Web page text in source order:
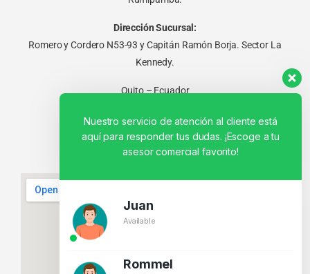
Dirección Sucursal:
Romero y Cordero N53-93 y Capitán Ramón Borja. Sector La
Kennedy.
Quito – Ecuador
Nuestro servicio de atención al cliente está
aquí para responder tus dudas. ¡Escoge a tu
asesor comercial favorito!
Juan
Available
Rommel